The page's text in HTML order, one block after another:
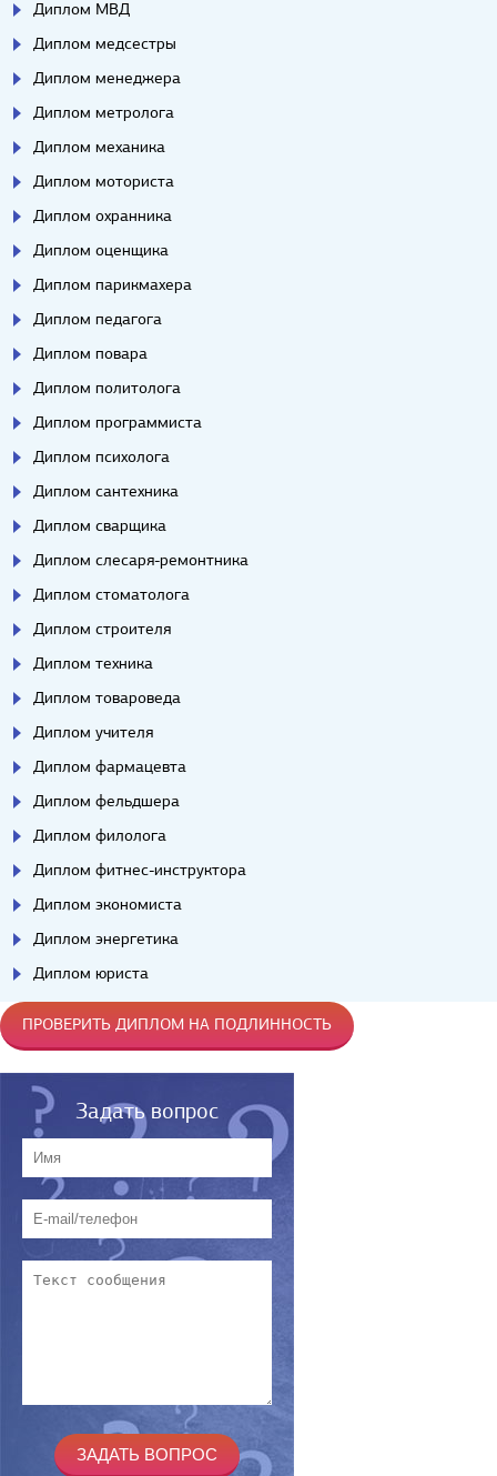
Диплом МВД
Диплом медсестры
Диплом менеджера
Диплом метролога
Диплом механика
Диплом моториста
Диплом охранника
Диплом оценщика
Диплом парикмахера
Диплом педагога
Диплом повара
Диплом политолога
Диплом программиста
Диплом психолога
Диплом сантехника
Диплом сварщика
Диплом слесаря-ремонтника
Диплом стоматолога
Диплом строителя
Диплом техника
Диплом товароведа
Диплом учителя
Диплом фармацевта
Диплом фельдшера
Диплом филолога
Диплом фитнес-инструктора
Диплом экономиста
Диплом энергетика
Диплом юриста
ПРОВЕРИТЬ ДИПЛОМ НА ПОДЛИННОСТЬ
Задать вопрос